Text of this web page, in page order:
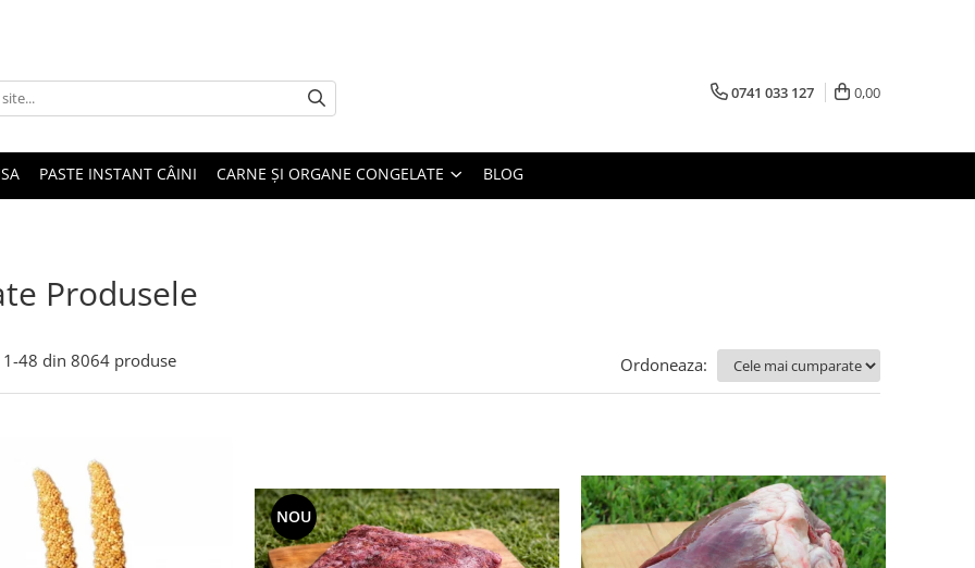
0741 033 127 0,00
PASTE INSTANT CÂINI CARNE ȘI ORGANE CONGELATE BLOG
Produsele
1-48 din 8064 produse Ordoneaza:
NOU